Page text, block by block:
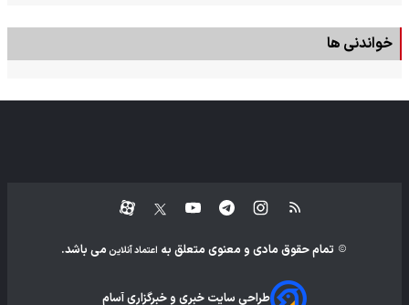
خواندنی ها
تمام حقوق مادی و معنوی متعلق به اعتماد آنلاین می باشد.
طراحی سایت خبری و خبرگزاری آسام